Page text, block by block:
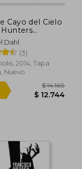
50%
dcto.
Cayo del Cielo
de Trolls 1)
Dahl
(3)
2014, Tapa
Nuevo